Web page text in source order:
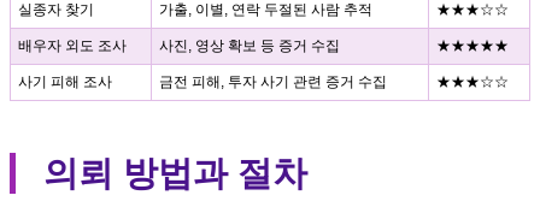
실종자 찾기 가출, 이별, 연락 두절된 사람 추적 ★★★☆☆
배우자 외도 조사 사진, 영상 확보 등 증거 수집 ★★★★★
사기 피해 조사 금전 피해, 투자 사기 관련 증거 수집 ★★★☆☆
의뢰 방법과 절차